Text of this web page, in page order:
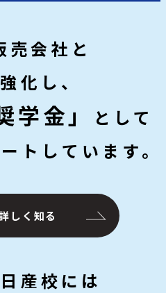
売会社と
化し、
学金」
として
トしています。
しく知る
産校には